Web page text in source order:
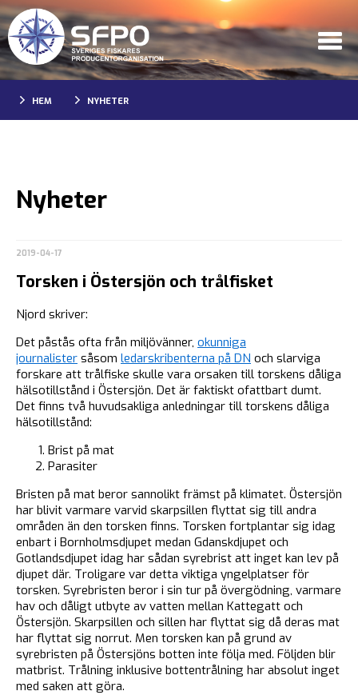
HEM NYHETER
Nyheter
2019-04-17
Torsken i Östersjön och trålfisket
Njord skriver:
Det påstås ofta från miljövänner, okunniga
journalister såsom ledarskribenterna på DN och slarviga
forskare att trålfiske skulle vara orsaken till torskens dåliga
hälsotillstånd i Östersjön. Det är faktiskt ofattbart dumt.
Det finns två huvudsakliga anledningar till torskens dåliga
hälsotillstånd:
Brist på mat
Parasiter
Bristen på mat beror sannolikt främst på klimatet. Östersjön
har blivit varmare varvid skarpsillen flyttat sig till andra
områden än den torsken finns. Torsken fortplantar sig idag
enbart i Bornholmsdjupet medan Gdanskdjupet och
Gotlandsdjupet idag har sådan syrebrist att inget kan lev på
djupet där. Troligare var detta viktiga yngelplatser för
torsken. Syrebristen beror i sin tur på övergödning, varmare
hav och dåligt utbyte av vatten mellan Kattegatt och
Östersjön. Skarpsillen och sillen har flyttat sig då deras mat
har flyttat sig norrut. Men torsken kan på grund av
syrebristen på Östersjöns botten inte följa med. Följden blir
matbrist. Trålning inklusive bottentrålning har absolut inget
med saken att göra.